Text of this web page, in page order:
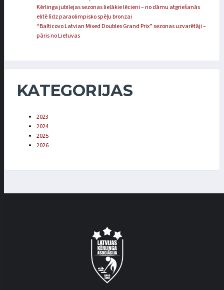
Kērlinga jubilejas sezonas lielākie lēcieni – no dāmu atgriešanās
elitē līdz paraolimpisko spēļu bronzai
“Balticovo Latvian Mixed Doubles Grand Prix” sezonas uzvarētāji –
pāris no Lietuvas
KATEGORIJAS
2023
2024
2025
2026